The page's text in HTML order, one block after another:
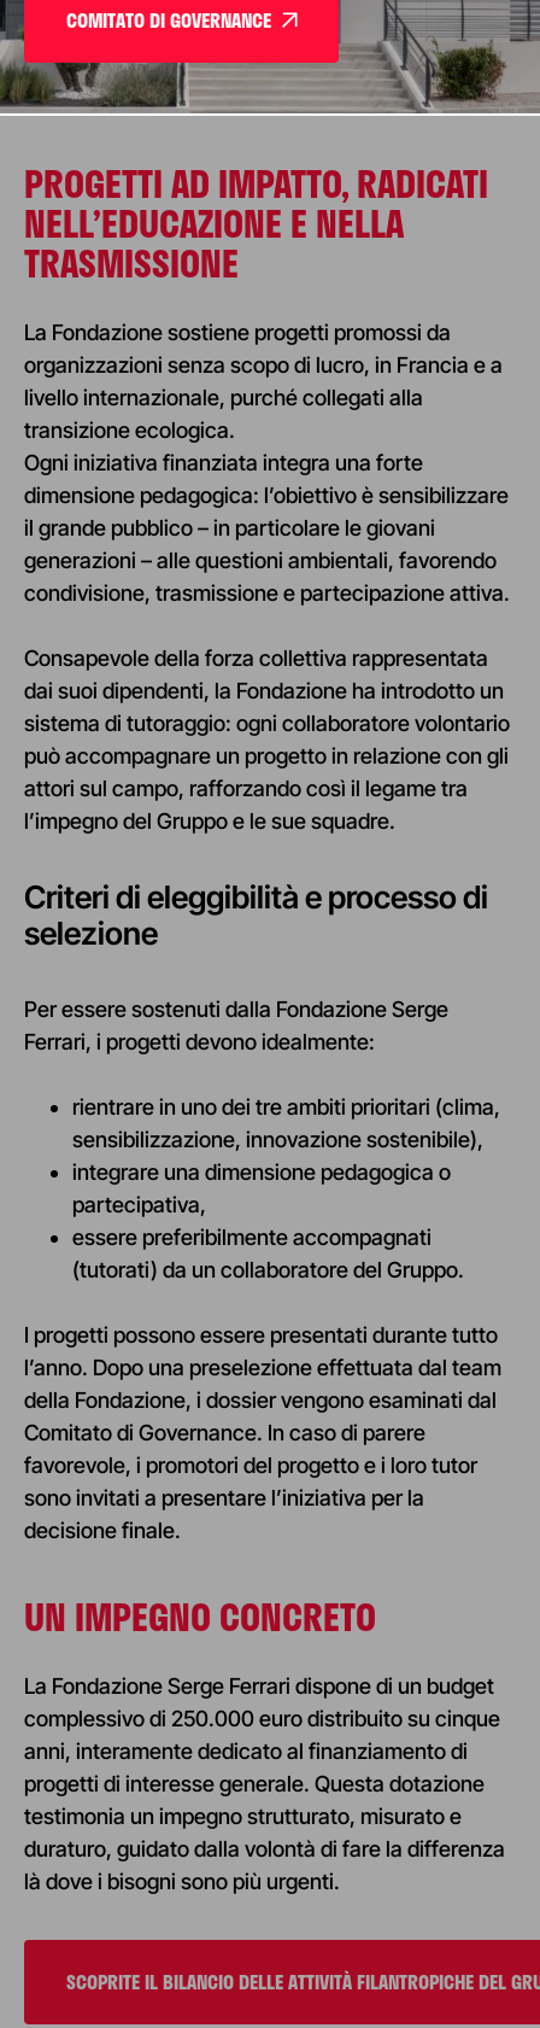
COMITATO DI GOVERNANCE
PROGETTI AD IMPATTO, RADICATI
NELL’EDUCAZIONE E NELLA
TRASMISSIONE
La Fondazione sostiene progetti promossi da
organizzazioni senza scopo di lucro, in Francia e a
livello internazionale, purché collegati alla
transizione ecologica.
Ogni iniziativa finanziata integra una forte
dimensione pedagogica: l’obiettivo è sensibilizzare
il grande pubblico – in particolare le giovani
generazioni – alle questioni ambientali, favorendo
condivisione, trasmissione e partecipazione attiva.
Consapevole della forza collettiva rappresentata
dai suoi dipendenti, la Fondazione ha introdotto un
sistema di tutoraggio: ogni collaboratore volontario
può accompagnare un progetto in relazione con gli
attori sul campo, rafforzando così il legame tra
l’impegno del Gruppo e le sue squadre.
Criteri di eleggibilità e processo di
selezione
Per essere sostenuti dalla Fondazione Serge
Ferrari, i progetti devono idealmente:
rientrare in uno dei tre ambiti prioritari (clima,
sensibilizzazione, innovazione sostenibile),
integrare una dimensione pedagogica o
partecipativa,
essere preferibilmente accompagnati
(tutorati) da un collaboratore del Gruppo.
I progetti possono essere presentati durante tutto
l’anno. Dopo una preselezione effettuata dal team
della Fondazione, i dossier vengono esaminati dal
Comitato di Governance. In caso di parere
favorevole, i promotori del progetto e i loro tutor
sono invitati a presentare l’iniziativa per la
decisione finale.
UN IMPEGNO CONCRETO
La Fondazione Serge Ferrari dispone di un budget
complessivo di 250.000 euro distribuito su cinque
anni, interamente dedicato al finanziamento di
progetti di interesse generale. Questa dotazione
testimonia un impegno strutturato, misurato e
duraturo, guidato dalla volontà di fare la differenza
là dove i bisogni sono più urgenti.
SCOPRITE IL BILANCIO DELLE ATTIVITÀ FILANTROPICHE DEL